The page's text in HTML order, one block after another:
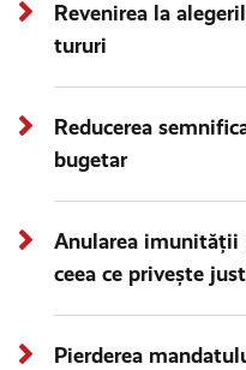
Revenirea la
tururi
Reducerea
bugetar
Anularea imunității
ceea ce privește
Pierderea